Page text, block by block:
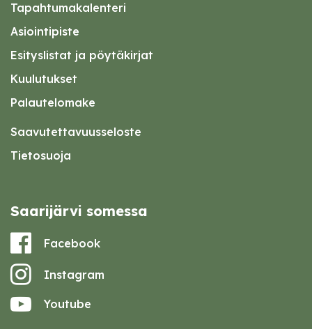
Tapahtumakalenteri
Asiointipiste
Esityslistat ja pöytäkirjat
Kuulutukset
Palautelomake
Saavutettavuusseloste
Tietosuoja
Saarijärvi somessa
Facebook
Instagram
Youtube